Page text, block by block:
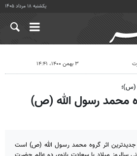
یکشنبه ۱۸ مرداد ۱۴۰۵
۳ بهمن ۱۴۰۰، ۱۴:۴۱
(س)؛
محمد رسول الله (ص)
اثر گروه محمد رسول الله (ص) است